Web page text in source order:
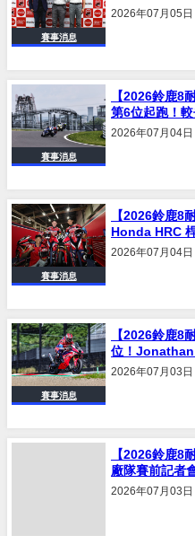
賽事消息
年合約
2026年07月05日
賽事消息
【2026鈴鹿8
第6位起跑！較
正賽關鍵
2026年07月04日
賽事消息
【2026鈴鹿8
Honda HRC
2026年07月04日
賽事消息
【2026鈴鹿8
位！Jonathan
Yamaha車隊進
2026年07月03日
【2026鈴鹿8
廠隊賽前記者
×Jonathan
2026年07月03日